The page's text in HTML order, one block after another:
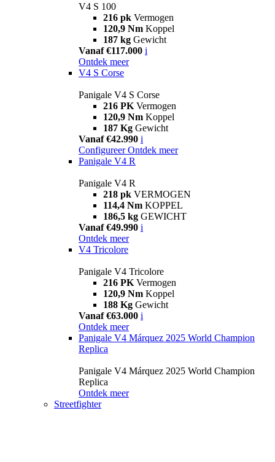
V4 S 100
216 pk Vermogen
120,9 Nm Koppel
187 kg Gewicht
Vanaf €117.000 i
Ontdek meer
V4 S Corse
Panigale V4 S Corse
216 PK Vermogen
120,9 Nm Koppel
187 Kg Gewicht
Vanaf €42.990 i
Configureer Ontdek meer
Panigale V4 R
Panigale V4 R
218 pk VERMOGEN
114,4 Nm KOPPEL
186,5 kg GEWICHT
Vanaf €49.990 i
Ontdek meer
V4 Tricolore
Panigale V4 Tricolore
216 PK Vermogen
120,9 Nm Koppel
188 Kg Gewicht
Vanaf €63.000 i
Ontdek meer
Panigale V4 Márquez 2025 World Champion
Replica
Panigale V4 Márquez 2025 World Champion
Replica
Ontdek meer
Streetfighter